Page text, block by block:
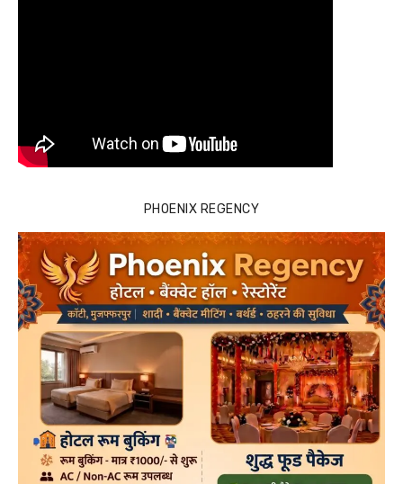
PHOENIX REGENCY